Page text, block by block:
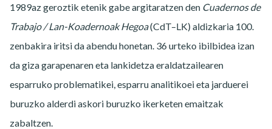
1989az geroztik etenik gabe argitaratzen den Cuadernos de
Trabajo / Lan-Koadernoak Hegoa(CdT–LK) aldizkaria 100.
zenbakira iritsi da abendu honetan. 36 urteko ibilbidea izan
da giza garapenaren eta lankidetza eraldatzailearen
esparruko problematikei, esparru analitikoei eta jarduerei
buruzko alderdi askori buruzko ikerketen emaitzak
zabaltzen.